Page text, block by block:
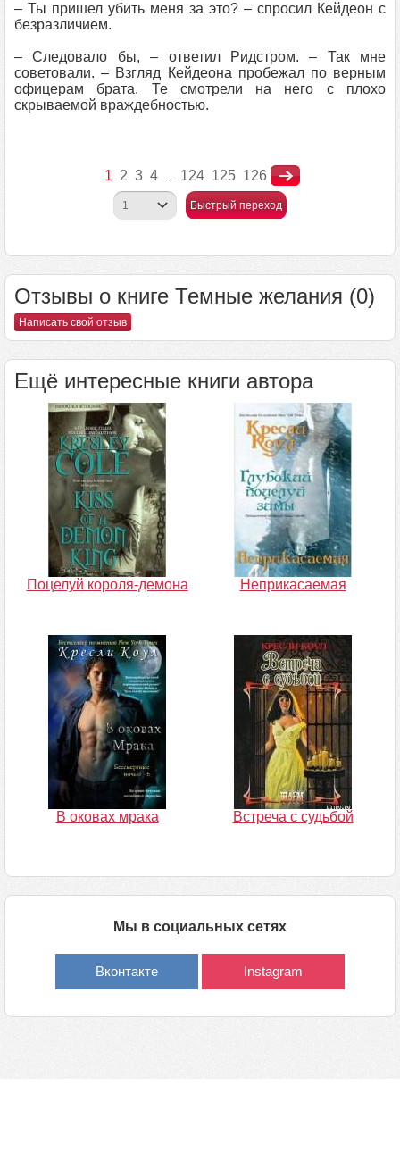
– Ты пришел убить меня за это? – спросил Кейдеон с
безразличием.
– Следовало бы, – ответил Ридстром. – Так мне
советовали. – Взгляд Кейдеона пробежал по верным
офицерам брата. Те смотрели на него с плохо
скрываемой враждебностью.
1 2 3 4 ... 124 125 126
Быстрый переход
Отзывы о книге Темные желания (0)
Написать свой отзыв
Ещё интересные книги автора
Поцелуй короля-демона Неприкасаемая
В оковах мрака Встреча с судьбой
Мы в социальных сетях
Вконтакте Instagram